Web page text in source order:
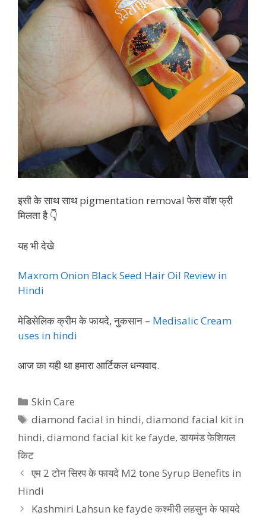
इसी के साथ साथ pigmentation removal फेस वॉश फ्री
मिलता है 👇
यह भी देखे
Maxrom Onion Black Seed Hair Oil Review in
Hindi
मेडिसेलिक क्रीम के फायदे, नुकसान – Medisalic Cream
uses in hindi
आज का यही था हमारा आर्टिकल धन्यवाद.
Categories
Skin Care
Tags
diamond facial in hindi,diamond facial kit in
hindi, diamond facial kit ke fayde, डायमंड फेशियल
किट
एम 2 टोन सिरप के फायदे M2 tone Syrup Benefits in
Hindi
Kashmiri Lahsun ke fayde कश्मीरी लहसुन के फायदे